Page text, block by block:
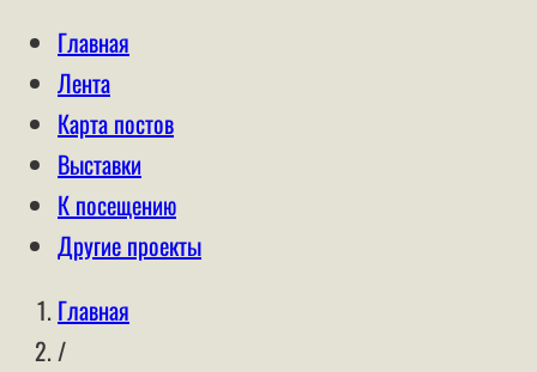
Главная
Лента
Карта постов
Выставки
К посещению
Другие проекты
Главная
/